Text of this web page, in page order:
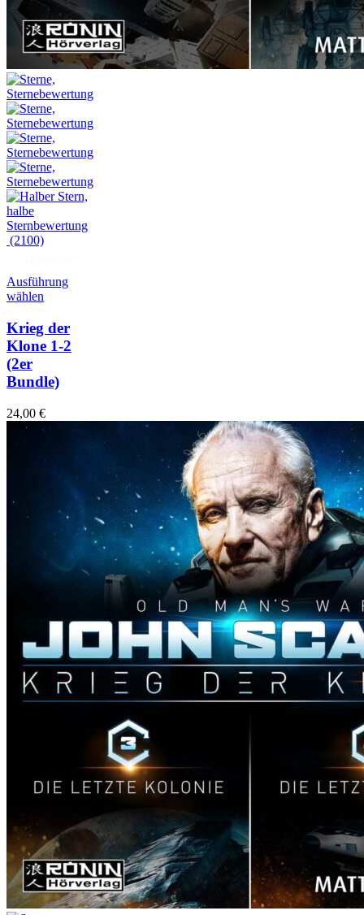
(2100)
Ausführung
wählen
Krieg der
Klone 1-2
(2er
Bundle)
24,00 €